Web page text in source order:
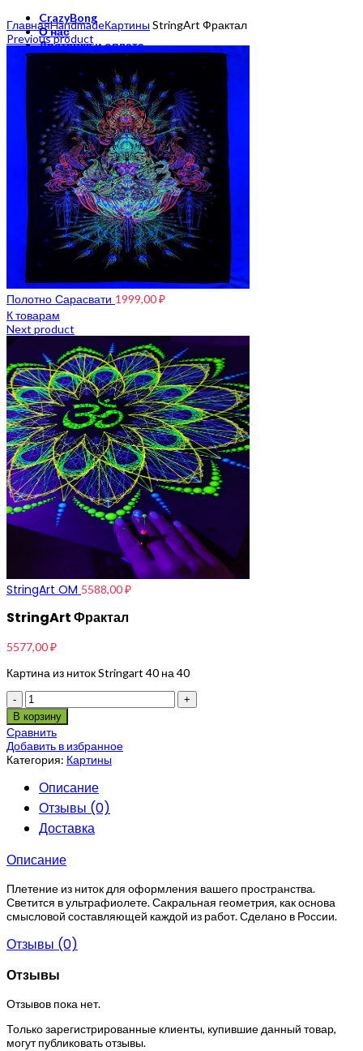
CrazyBong
О нас
Доставка и оплата
Блог
Бренды
Click to enlarge
ГлавнаяHandmadeКартиныStringArt Фрактал
Previous product
Полотно Сарасвати 1999,00₽
К товарам
Next product
StringArt OM 5588,00₽
StringArt Фрактал
5577,00₽
Картина из ниток Stringart 40 на 40
Количество
В корзину
Сравнить
Добавить в избранное
Категория: Картины
Описание
Отзывы (0)
Доставка
Описание
Плетение из ниток для оформления вашего пространства.
Светится в ультрафиолете. Сакральная геометрия, как основа
смысловой составляющей каждой из работ. Сделано в России.
Отзывы (0)
Отзывы
Отзывов пока нет.
Только зарегистрированные клиенты, купившие данный товар,
могут публиковать отзывы.